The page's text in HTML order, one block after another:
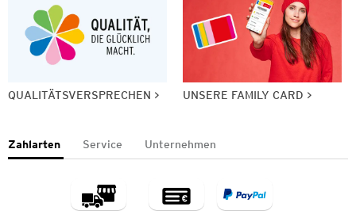
QUALITÄTSVERSPRECHEN UNSERE FAMILY CARD
Zahlarten Service Unternehmen